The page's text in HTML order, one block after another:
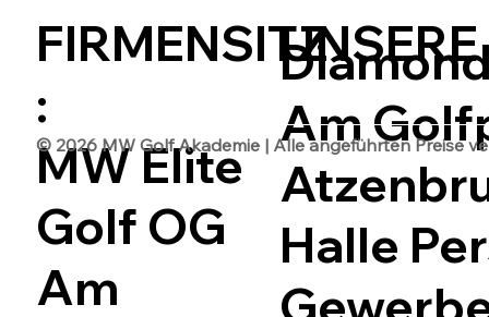
FIRMENSITZ
:
MW Elite
Golf OG
Am
Am
Halle
© 2026 MW Golf Akademie | Alle angeführten Preise